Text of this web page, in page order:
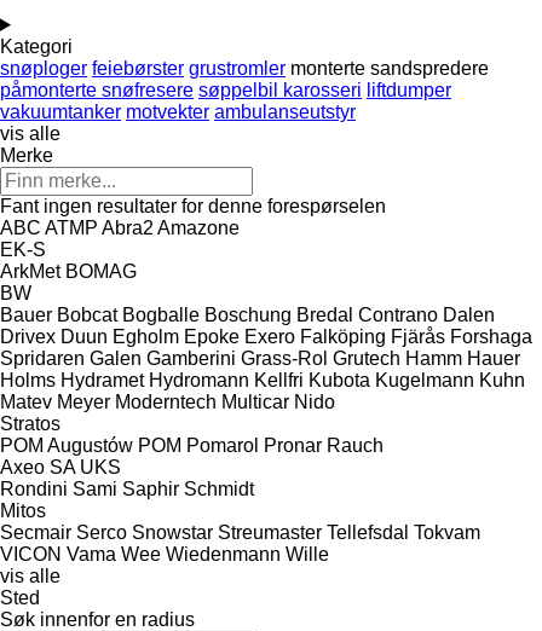
Kategori
snøploger feiebørster grustromler monterte sandspredere
påmonterte snøfresere søppelbil karosseri liftdumper
vakuumtanker motvekter ambulanseutstyr
vis alle
Merke
Fant ingen resultater for denne forespørselen
ABC ATMP Abra2 Amazone
EK-S
ArkMet BOMAG
BW
Bauer Bobcat Bogballe Boschung Bredal Contrano Dalen
Drivex Duun Egholm Epoke Exero Falköping Fjärås Forshaga
Spridaren Galen Gamberini Grass-Rol Grutech Hamm Hauer
Holms Hydramet Hydromann Kellfri Kubota Kugelmann Kuhn
Matev Meyer Moderntech Multicar Nido
Stratos
POM Augustów POM Pomarol Pronar Rauch
Axeo SA UKS
Rondini Sami Saphir Schmidt
Mitos
Secmair Serco Snowstar Streumaster Tellefsdal Tokvam
VICON Vama Wee Wiedenmann Wille
vis alle
Sted
Søk innenfor en radius